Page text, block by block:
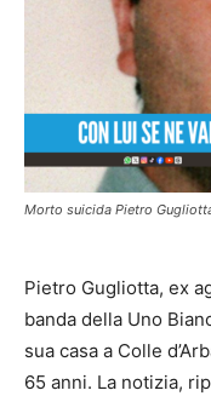
Morto suicida Pietro
Pietro Gugliotta, ex
banda della Uno
sua casa a Colle
65 anni. La notizia,